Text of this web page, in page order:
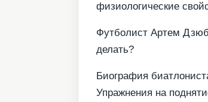
физиологические
Футболист Артем
делать?
Биография
Упражнения на